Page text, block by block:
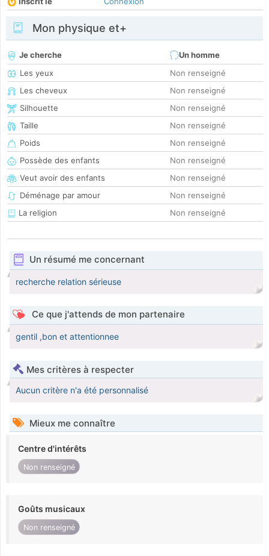
Mon physique et+
Je cherche
Un homme
Les yeux
Non renseigné
Les cheveux
Non renseigné
Silhouette
Non renseigné
Taille
Non renseigné
Poids
Non renseigné
Possède des enfants
Non renseigné
Veut avoir des enfants
Non renseigné
Déménage par amour
Non renseigné
La religion
Non renseigné
Un résumé me concernant
recherche relation sérieuse
Ce que j'attends de mon partenaire
gentil ,bon et attentionnee
Mes critères à respecter
Aucun critère n'a été personnalisé
Mieux me connaître
Centre d'intérêts
Non renseigné
Goûts musicaux
Non renseigné